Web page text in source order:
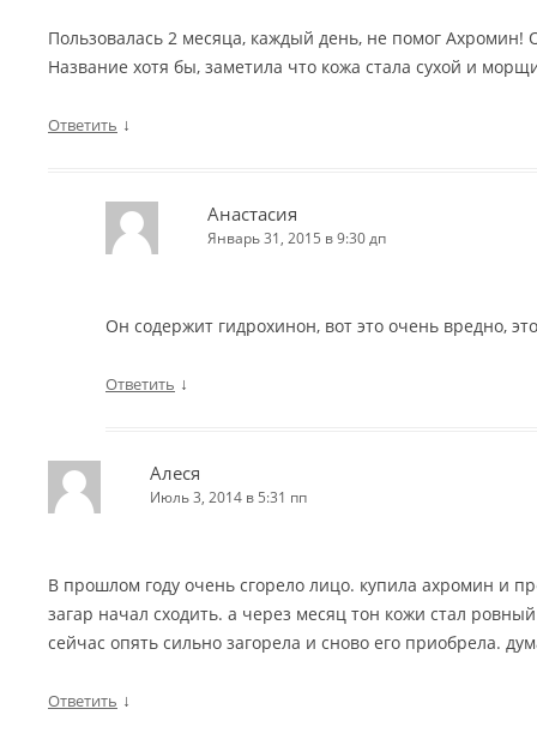
Пользовалась 2 месяца, каждый день, не помог
Название хотя бы, заметила что кожа стала сухой и
Ответить ↓
Анастасия
Январь 31, 2015 в 9:30 дп
Он содержит гидрохинон, вот это очень вредно,
Ответить ↓
Алеся
Июль 3, 2014 в 5:31 пп
В прошлом году очень сгорело лицо. купила ахромин и
загар начал сходить. а через месяц тон кожи стал
сейчас опять сильно загорела и сново его приобрела.
Ответить ↓